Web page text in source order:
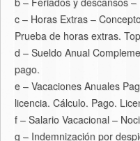
c – Horas Extras –
Prueba de horas extras.
d – Sueldo Anual
pago.
e – Vacaciones Anuales
licencia. Cálculo. Pago.
f – Salario Vacacional –
g – Indemnización por